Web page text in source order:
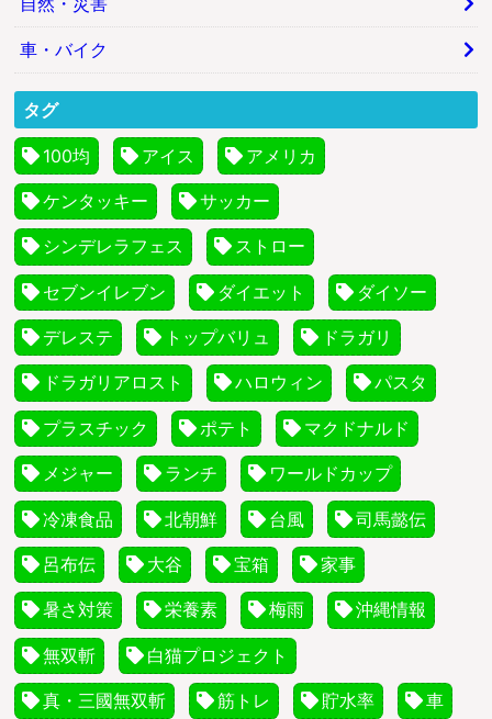
車・バイク
タグ
100均 アイス アメリカ
ケンタッキー サッカー
シンデレラフェス ストロー
セブンイレブン ダイエット ダイソー
デレステ トップバリュ ドラガリ
ドラガリアロスト ハロウィン パスタ
プラスチック ポテト マクドナルド
メジャー ランチ ワールドカップ
冷凍食品 北朝鮮 台風 司馬懿伝
呂布伝 大谷 宝箱 家事
暑さ対策 栄養素 梅雨 沖縄情報
無双斬 白猫プロジェクト
真・三國無双斬 筋トレ 貯水率 車